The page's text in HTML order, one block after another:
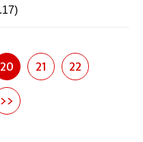
20 21 22
>>